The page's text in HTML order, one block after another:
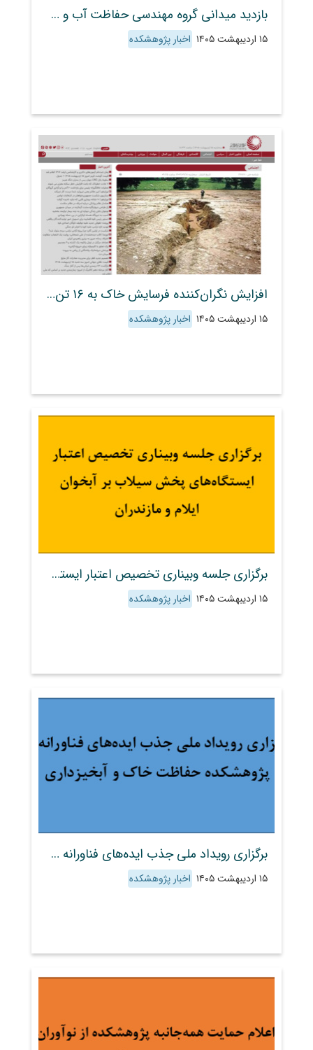
بازدید میدانی گروه مهندسی حفاظت آب و خاک پژوهشکده از عرصه بیابانی هندیجان و تأکید بر ثبت جهانی پایلوت احیای اکوسیستم
۱۵ اردیبهشت ۱۴۰۵ اخبار پژوهشکده
افزایش نگران‌کننده فرسایش خاک به ۱۶ تن در هکتار؛ بازنشر مصاحبه عضو هیئت علمی پژوهشکده در نورنیوز
۱۵ اردیبهشت ۱۴۰۵ اخبار پژوهشکده
برگزاری جلسه وبیناری تخصیص اعتبار ایستگاه‌های پخش سیلاب بر آبخوان ایلام و مازندران
۱۵ اردیبهشت ۱۴۰۵ اخبار پژوهشکده
برگزاری رویداد ملی جذب ایده‌های فناورانه در پژوهشکده حفاظت خاک و آبخیزداری
۱۵ اردیبهشت ۱۴۰۵ اخبار پژوهشکده